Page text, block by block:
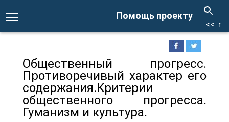
Помощь проекту
<< ↑
Общественный прогресс.
Противоречивый характер его
содержания.Критерии
общественного прогресса.
Гуманизм и культура.